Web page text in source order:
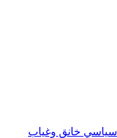
خانق وغياب